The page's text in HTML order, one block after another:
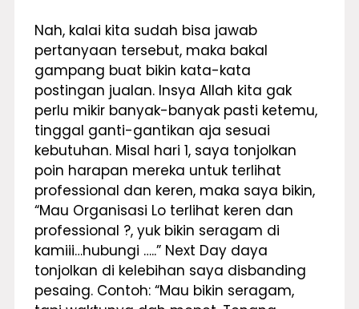
Nah, kalai kita sudah bisa jawab
pertanyaan tersebut, maka bakal
gampang buat bikin kata-kata
postingan jualan. Insya Allah kita gak
perlu mikir banyak-banyak pasti ketemu,
tinggal ganti-gantikan aja sesuai
kebutuhan. Misal hari 1, saya tonjolkan
poin harapan mereka untuk terlihat
professional dan keren, maka saya bikin,
“Mau Organisasi Lo terlihat keren dan
professional ?, yuk bikin seragam di
kamiii…hubungi …..” Next Day daya
tonjolkan di kelebihan saya disbanding
pesaing. Contoh: “Mau bikin seragam,